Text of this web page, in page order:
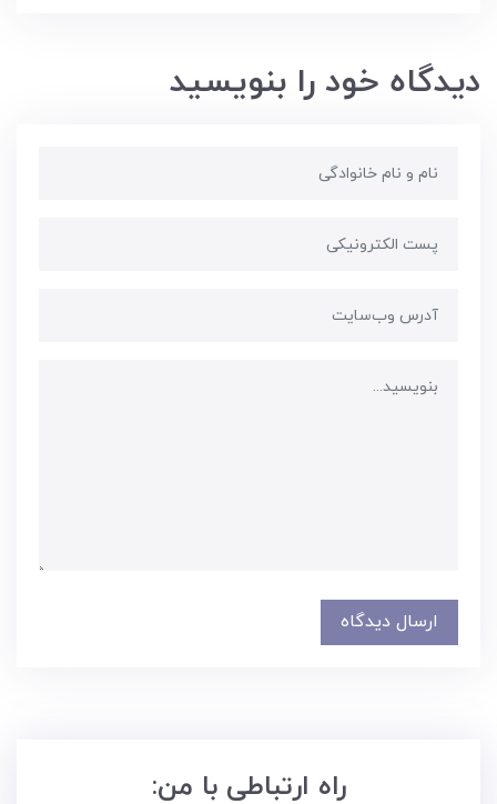
دیدگاه خود را بنویسید
ارسال دیدگاه
راه ارتباطی با من: